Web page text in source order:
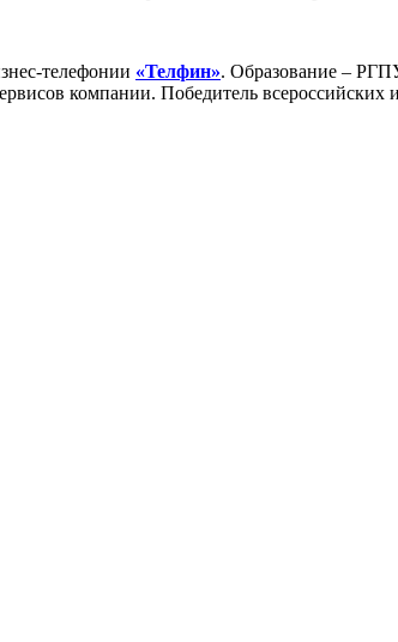
телефонии «Телфин». Образование –
компании. Победитель